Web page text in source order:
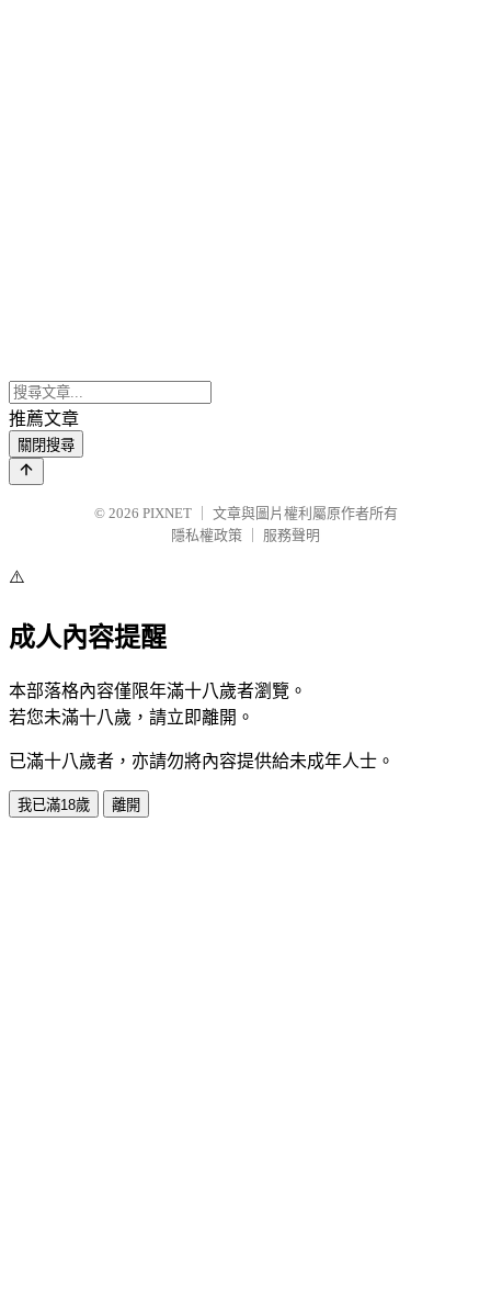
推薦文章
關閉搜尋
© 2026 PIXNET
文章與圖片權利屬原作者所有
隱私權政策
服務聲明
⚠️
成人內容提醒
本部落格內容僅限年滿十八歲者瀏覽。
若您未滿十八歲，請立即離開。
已滿十八歲者，亦請勿將內容提供給未成年人士。
我已滿18歲 離開